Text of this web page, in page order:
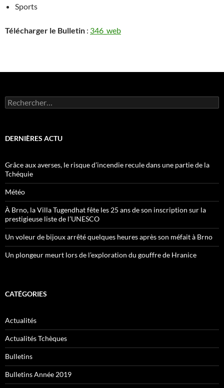
Sports
Télécharger le Bulletin : 346_web
Rechercher :
DERNIÈRES ACTU
Grâce aux averses, le risque d’incendie recule dans une partie de la
Tchéquie
Météo
À Brno, la Villa Tugendhat fête les 25 ans de son inscription sur la
prestigieuse liste de l’UNESCO
Un voleur de bijoux arrêté quelques heures après son méfait à Brno
Un plongeur meurt lors de l’exploration du gouffre de Hranice
CATÉGORIES
Actualités
Actualités Tchèques
Bulletins
Bulletins Année 2019